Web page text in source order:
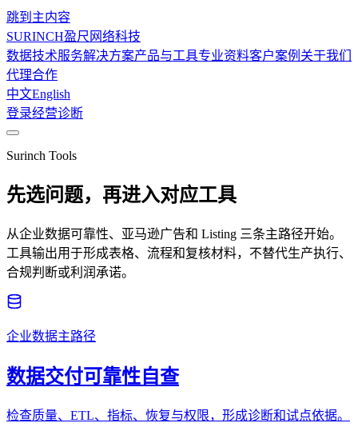
跳到主内容
SURINCH盈尺网络科技
数据技术服务解决方案产品与工具专业资料客户案例 关于我们
代理合作
中文English
登录经营诊断
Surinch Tools
先选问题，再进入对应工具
从企业数据可靠性、亚马逊广告和 Listing 三条主路径开始。
工具输出用于形成表格、流程和复核材料，不替代生产执行、
合规判断或利润承诺。
企业数据主路径
数据交付可靠性自查
检查质量、ETL、指标、恢复与权限，形成诊断和试点依据。